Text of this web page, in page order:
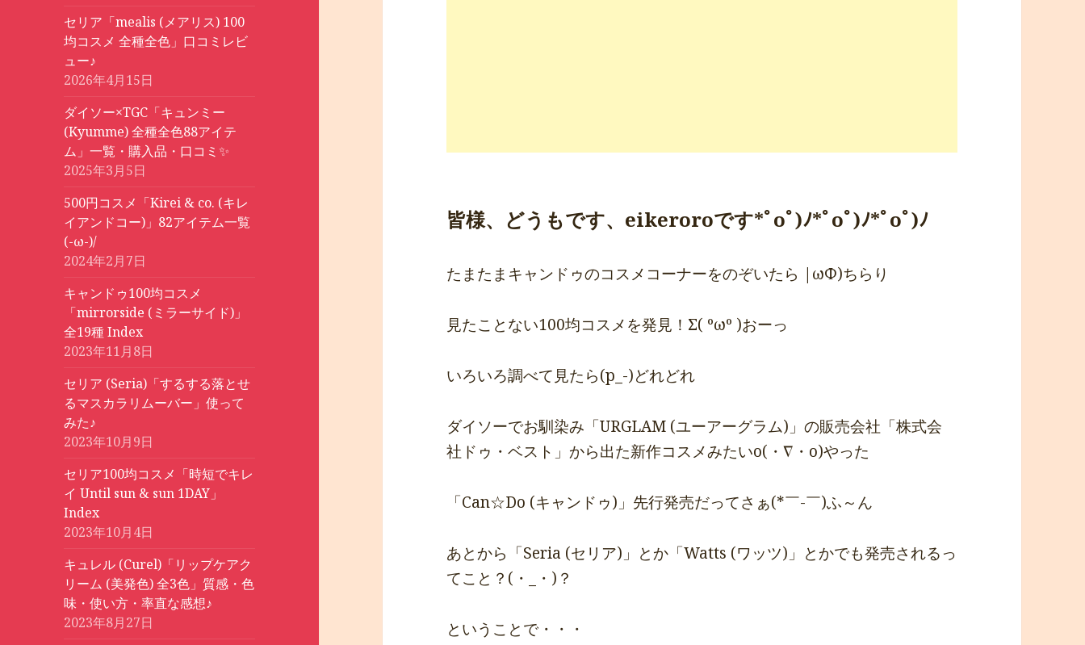
セリア「mealis (メアリス) 100
均コスメ 全種全色」口コミレビ
ュー♪
2026年4月15日
ダイソー×TGC「キュンミー
(Kyumme) 全種全色88アイテ
ム」一覧・購入品・口コミ✨
2025年3月5日
500円コスメ「Kirei & co. (キレ
イアンドコー)」82アイテム一覧
(-ω-)/
2024年2月7日
キャンドゥ100均コスメ
「mirrorside (ミラーサイド)」
全19種 Index
2023年11月8日
セリア (Seria)「するする落とせ
るマスカラリムーバー」使って
みた♪
2023年10月9日
セリア100均コスメ「時短でキレ
イ Until sun & sun 1DAY」
Index
2023年10月4日
キュレル (Curel)「リップケアク
リーム (美発色) 全3色」質感・色
味・使い方・率直な感想♪
2023年8月27日
皆様、どうもです、eikeroroです*ﾟoﾟ)ﾉ*ﾟoﾟ)ﾉ*ﾟoﾟ)ﾉ
たまたまキャンドゥのコスメコーナーをのぞいたら |ωΦ)ちらり
見たことない100均コスメを発見！Σ( ºωº )おーっ
いろいろ調べて見たら(p_-)どれどれ
ダイソーでお馴染み「URGLAM (ユーアーグラム)」の販売会社「株式会
社ドゥ・ベスト」から出た新作コスメみたいo(・∇・o)やった
「Can☆Do (キャンドゥ)」先行発売だってさぁ(*￣-￣)ふ～ん
あとから「Seria (セリア)」とか「Watts (ワッツ)」とかでも発売されるっ
てこと？(・_・)？
ということで・・・